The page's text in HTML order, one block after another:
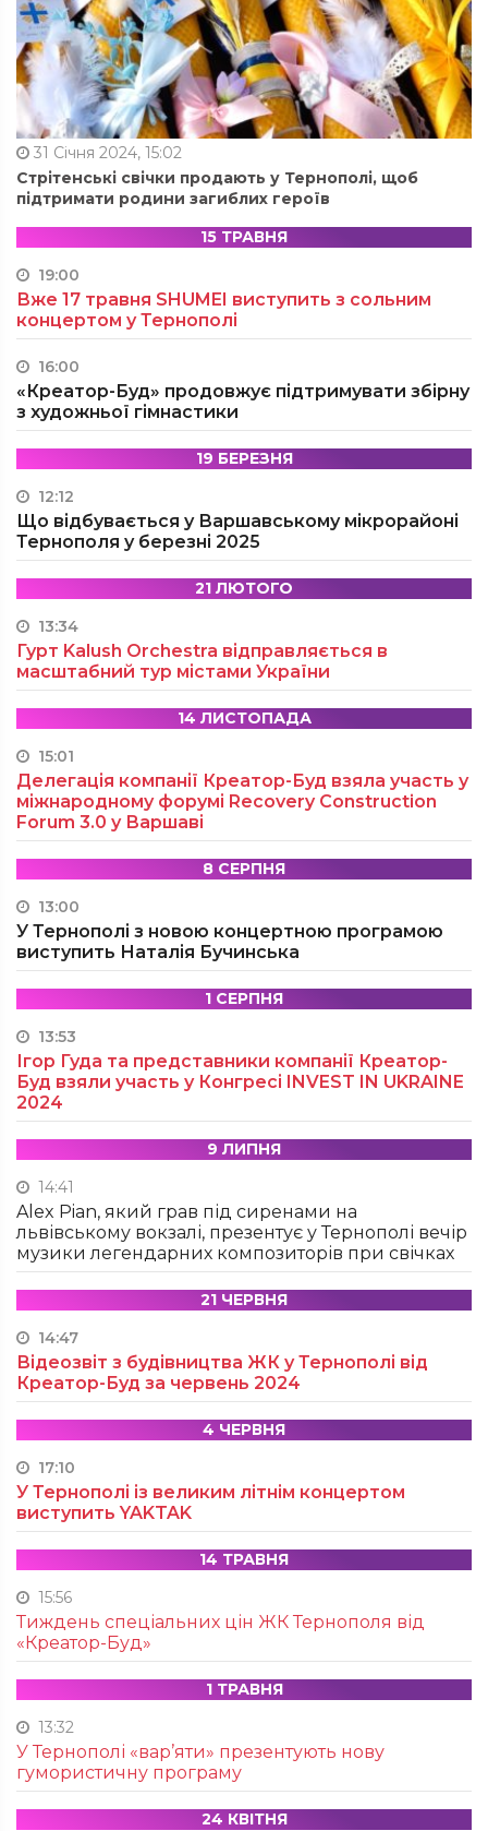
31 Січня 2024, 15:02
Стрітенські свічки продають у Тернополі, щоб
підтримати родини загиблих героїв
15 ТРАВНЯ
19:00
Вже 17 травня SHUMEI виступить з сольним
концертом у Тернополі
16:00
«Креатор-Буд» продовжує підтримувати збірну
з художньої гімнастики
19 БЕРЕЗНЯ
12:12
Що відбувається у Варшавському мікрорайоні
Тернополя у березні 2025
21 ЛЮТОГО
13:34
Гурт Kalush Orchestra відправляється в
масштабний тур містами України
14 ЛИСТОПАДА
15:01
Делегація компанії Креатор-Буд взяла участь у
міжнародному форумі Recovery Construction
Forum 3.0 у Варшаві
8 СЕРПНЯ
13:00
У Тернополі з новою концертною програмою
виступить Наталія Бучинська
1 СЕРПНЯ
13:53
Ігор Гуда та представники компанії Креатор-
Буд взяли участь у Конгресі INVEST IN UKRAINE
2024
9 ЛИПНЯ
14:41
Alex Pian, який грав під сиренами на
львівському вокзалі, презентує у Тернополі вечір
музики легендарних композиторів при свічках
21 ЧЕРВНЯ
14:47
Відеозвіт з будівництва ЖК у Тернополі від
Креатор-Буд за червень 2024
4 ЧЕРВНЯ
17:10
У Тернополі із великим літнім концертом
виступить YAKTAK
14 ТРАВНЯ
15:56
Тиждень спеціальних цін ЖК Тернополя від
«Креатор-Буд»
1 ТРАВНЯ
13:32
У Тернополі «вар’яти» презентують нову
гумористичну програму
24 КВІТНЯ